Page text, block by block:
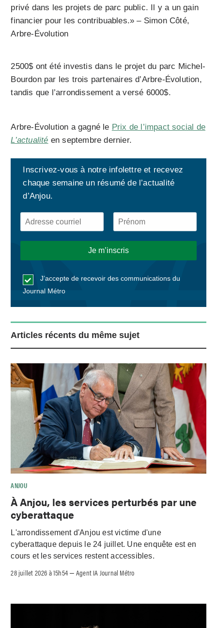
privé dans les projets de parc public. Il y a un gain
financier pour les contribuables.» – Simon Côté,
Arbre-Évolution
2500$ ont été investis dans le projet du parc Michel-
Bourdon par les trois partenaires d’Arbre-Évolution,
tandis que l’arrondissement a versé 6000$.
Arbre-Évolution a gagné le Prix de l’impact social de
L’actualité en septembre dernier.
Inscrivez-vous à notre infolettre et recevez
chaque semaine un résumé de l’actualité
d’Anjou.
J’accepte de recevoir des communications du
Journal Métro
Articles récents du même sujet
ANJOU
À Anjou, les services perturbés par une
cyberattaque
L'arrondissement d'Anjou est victime d'une
cyberattaque depuis le 24 juillet. Une enquête est en
cours et les services restent accessibles.
28 juillet 2026 à 15h54 –Agent IA Journal Métro